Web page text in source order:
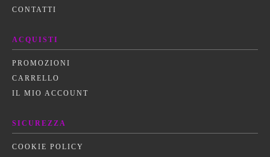
CONTATTI
ACQUISTI
PROMOZIONI
CARRELLO
IL MIO ACCOUNT
SICUREZZA
COOKIE POLICY